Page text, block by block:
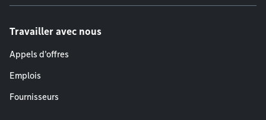
Travailler avec nous
Appels d'offres
Emplois
Fournisseurs